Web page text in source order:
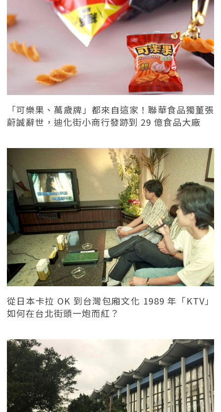
「可樂果、萬歲牌」都來自這家！聯華食品獨董張
蔚誠辭世，迪化街小商行發跡到 29 億食品大廠
從日本卡拉 OK 到台灣包廂文化 1989 年「KTV」
如何在台北街頭一炮而紅？